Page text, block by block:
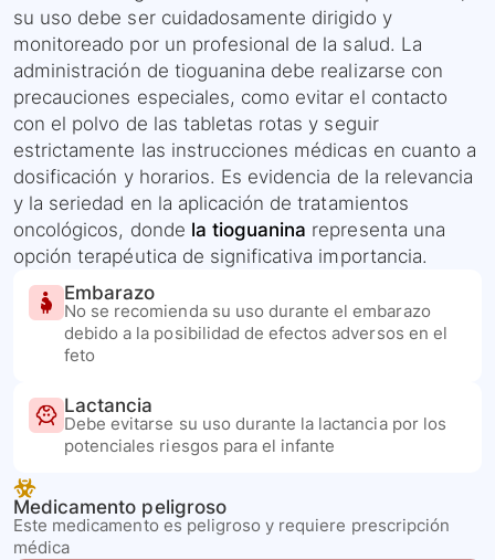
su uso debe ser cuidadosamente dirigido y
monitoreado por un profesional de la salud. La
administración de tioguanina debe realizarse con
precauciones especiales, como evitar el contacto
con el polvo de las tabletas rotas y seguir
estrictamente las instrucciones médicas en cuanto a
dosificación y horarios. Es evidencia de la relevancia
y la seriedad en la aplicación de tratamientos
oncológicos, donde la tioguanina representa una
opción terapéutica de significativa importancia.
Embarazo
No se recomienda su uso durante el embarazo
debido a la posibilidad de efectos adversos en el
feto
Lactancia
Debe evitarse su uso durante la lactancia por los
potenciales riesgos para el infante
Medicamento peligroso
Este medicamento es peligroso y requiere prescripción
médica